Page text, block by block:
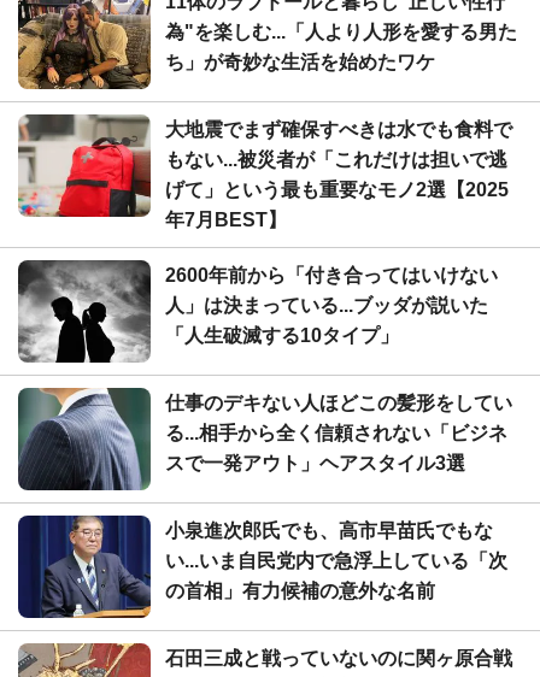
為"を楽しむ...「人より人形を愛する男た
ち」が奇妙な生活を始めたワケ
大地震でまず確保すべきは水でも食料で
もない...被災者が「これだけは担いで逃
げて」という最も重要なモノ2選【2025
年7月BEST】
2600年前から「付き合ってはいけない
人」は決まっている...ブッダが説いた
「人生破滅する10タイプ」
仕事のデキない人ほどこの髪形をしてい
る...相手から全く信頼されない「ビジネ
スで一発アウト」ヘアスタイル3選
小泉進次郎氏でも、高市早苗氏でもな
い...いま自民党内で急浮上している「次
の首相」有力候補の意外な名前
石田三成と戦っていないのに関ヶ原合戦